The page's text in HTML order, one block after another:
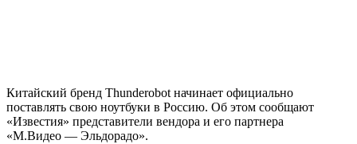
Китайский бренд Thunderobot начинает официально
поставлять свою ноутбуки в Россию. Об этом сообщают
«Известия» представители вендора и его партнера
«М.Видео — Эльдорадо».